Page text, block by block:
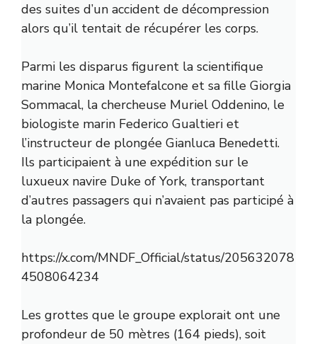
des suites d’un accident de décompression
alors qu’il tentait de récupérer les corps.
Parmi les disparus figurent la scientifique
marine Monica Montefalcone et sa fille Giorgia
Sommacal, la chercheuse Muriel Oddenino, le
biologiste marin Federico Gualtieri et
l’instructeur de plongée Gianluca Benedetti.
Ils participaient à une expédition sur le
luxueux navire Duke of York, transportant
d’autres passagers qui n’avaient pas participé à
la plongée.
https://x.com/MNDF_Official/status/205632078
4508064234
Les grottes que le groupe explorait ont une
profondeur de 50 mètres (164 pieds), soit